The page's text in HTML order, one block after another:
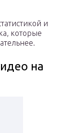
и
которые
на